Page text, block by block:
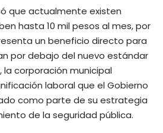
que actualmente existen
hasta 10 mil pesos al mes, por
un beneficio directo para
por debajo del nuevo estándar
la corporación municipal
laboral que el Gobierno
como parte de su estrategia
de la seguridad pública.